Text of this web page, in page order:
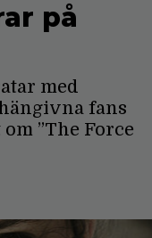
på
med
fans
”The Force